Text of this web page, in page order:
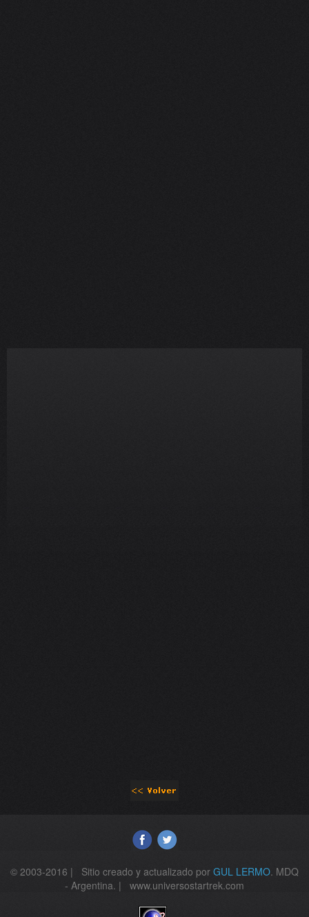
© 2003-2016 | Sitio creado y actualizado por GUL LERMO. MDQ
- Argentina. | www.universostartrek.com